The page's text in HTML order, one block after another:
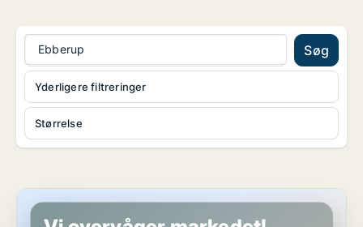
Ebberup Søg
Størrelse
Yderligere filtreringer
Lejlighed i Odense N